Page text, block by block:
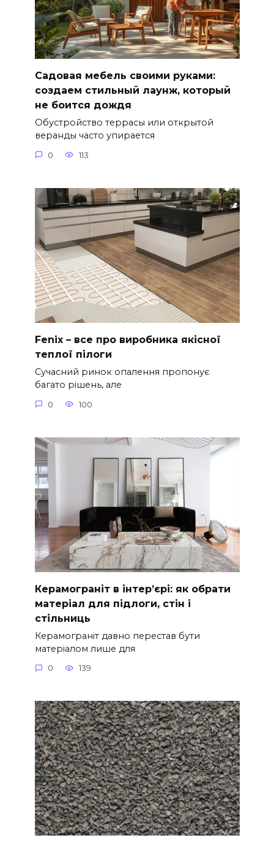
Садовая мебель своими руками:
создаем стильный лаунж, который
не боится дождя
Обустройство террасы или открытой
веранды часто упирается
0 113
Fenix – все про виробника якісної
теплої пілоги
Сучасний ринок опалення пропонує
багато рішень, але
0 100
Керамограніт в інтер’єрі: як обрати
матеріал для підлоги, стін і
стільниць
Керамограніт давно перестав бути
матеріалом лише для
0 139